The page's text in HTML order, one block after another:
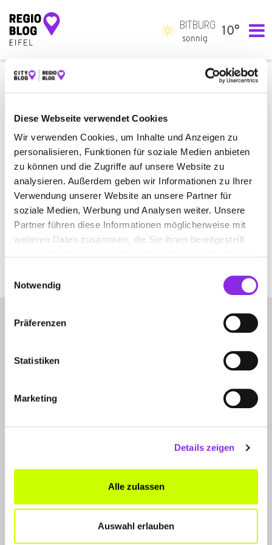
Diese Webseite verwendet Cookies
Wir verwenden Cookies, um Inhalte und Anzeigen zu
personalisieren, Funktionen für soziale Medien anbieten
zu können und die Zugriffe auf unsere Website zu
analysieren. Außerdem geben wir Informationen zu Ihrer
Verwendung unserer Website an unsere Partner für
soziale Medien, Werbung und Analysen weiter. Unsere
Partner führen diese Informationen möglicherweise mit
weiteren Daten zusammen, die Sie ihnen bereitgestellt
Notwendig
Präferenzen
Statistiken
Marketing
Details zeigen
Alle zulassen
Auswahl erlauben
Hauptnavigation
BITBURG
sonnig
10°
RECHTLICHE HINWEISE
Die Inhalte dieser Website wurden mit Sorgfalt zusammengestellt.
Für die Verfügbarkeit der Systeme sowie die Richtigkeit, Aktualität
und Vollständigkeit der Inhalte wird keine Gewähr übernommen.
Die Haftung für Schäden, einschließlich Folgeschäden, die Ihnen in
irgendeinem Zusammenhang mit der Nutzung der Website oder
deren Inhalte entstehen, wird ausgeschlossen, sofern nicht eine
grob fahrlässige oder vorsätzliche Pflichtverletzung oder eine
Verletzung von Leben, Körper und Gesundheit des
Websitebetreibers vorliegt.
Eine Nutzung und Verwertung der Inhalte für gewerbliche und
LET'S CONNECT
WhatsApp
FÜR UNTERNEHMER
Produkte & Lösungen